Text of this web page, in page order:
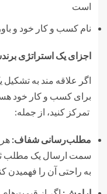
است
نام کسب و کار خود و
اجزای یک استراتژی
اگر علاقه مند به تشکیل
تمرکز کنید، از جمله:
مطلب‌رسانی شفاف:
سمت ارسال یک مطلب
به راحتی آن را فهمیدن